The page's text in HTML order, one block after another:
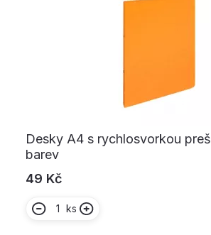
Desky A4 s rychlosvorkou
barev
49 Kč
ks